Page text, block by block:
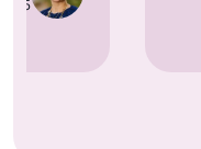
14.04.2025